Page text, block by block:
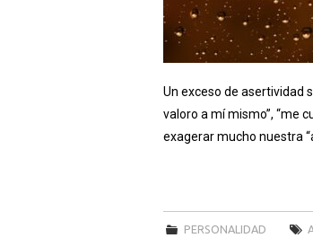
Un exceso de asertividad
valoro a mí mismo”, “me
exagerar mucho nuestra
PERSONALIDAD